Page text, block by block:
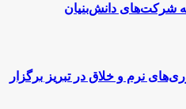
نرم و خلاق در تبریز برگزار